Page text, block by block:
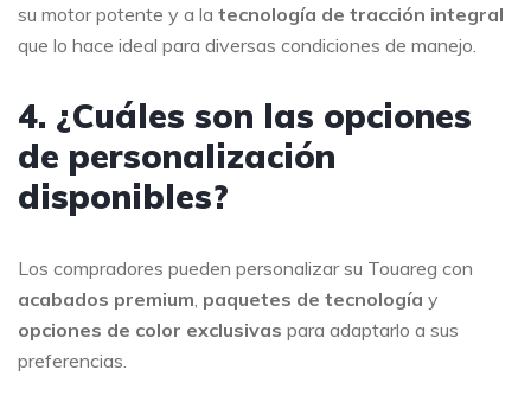
su motor potente y a la tecnología de tracción integral
que lo hace ideal para diversas condiciones de manejo.
4. ¿Cuáles son las opciones
de personalización
disponibles?
Los compradores pueden personalizar su Touareg con
acabados premium paquetes de tecnología y
opciones de color exclusivas para adaptarlo a sus
preferencias.